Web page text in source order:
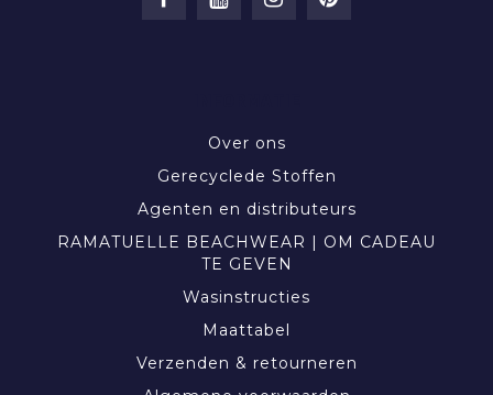
Over ons
Gerecyclede Stoffen
Agenten en distributeurs
RAMATUELLE BEACHWEAR | OM CADEAU
TE GEVEN
Wasinstructies
Maattabel
Verzenden & retourneren